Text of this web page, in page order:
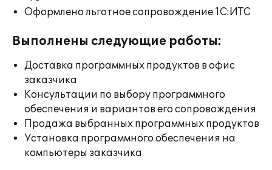
Оформлено льготное сопровождение 1С:ИТС
Выполнены следующие работы:
Доставка программных продуктов в офис
заказчика
Консультации по выбору программного
обеспечения и вариантов его сопровождения
Продажа выбранных программных продуктов
Установка программного обеспечения на
компьютеры заказчика